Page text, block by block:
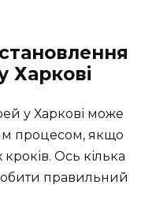
Харкові
у Харкові може
процесом, якщо
Ось кілька
правильний